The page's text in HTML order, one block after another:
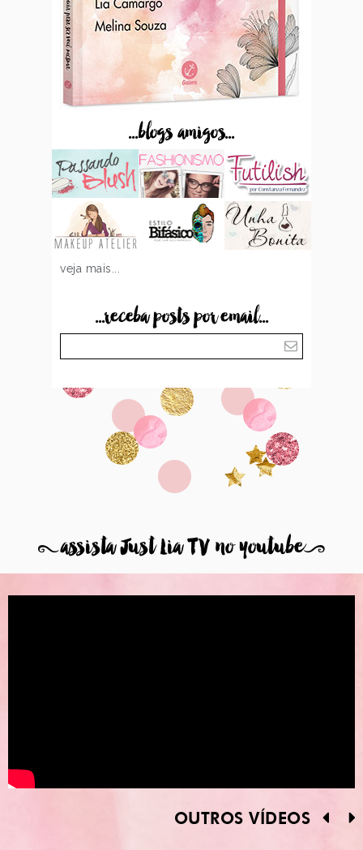
...blogs amigos...
veja mais...
...receba posts por email...
8assista Just Lia TV no youtube9
OUTROS VÍDEOS